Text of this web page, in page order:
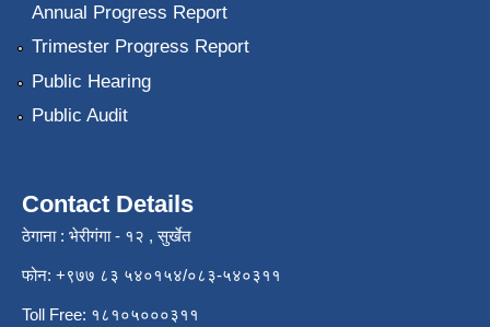
Annual Progress Report
Trimester Progress Report
Public Hearing
Public Audit
Contact Details
ठेगाना : भेरीगंगा - १२ , सुर्खेत
फोन: +९७७ ८३ ५४०१५४/०८३-५४०३११
Toll Free: १८१०५०००३११